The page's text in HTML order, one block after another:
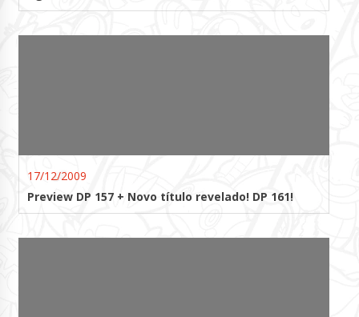
17/12/2009
Preview DP 157 + Novo título revelado! DP 161!